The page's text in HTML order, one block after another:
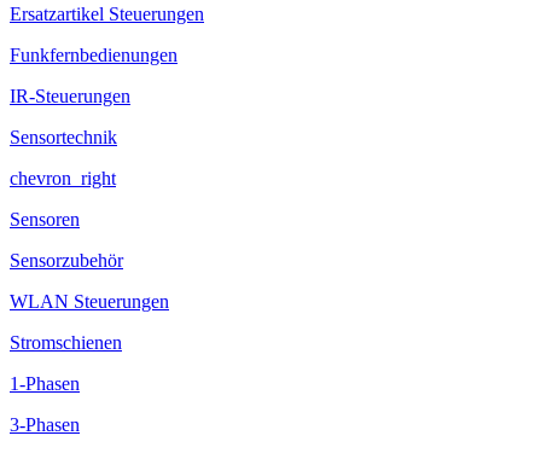
Ersatzartikel Steuerungen
Funkfernbedienungen
IR-Steuerungen
Sensortechnik
chevron_right
Sensoren
Sensorzubehör
WLAN Steuerungen
Stromschienen
1-Phasen
3-Phasen